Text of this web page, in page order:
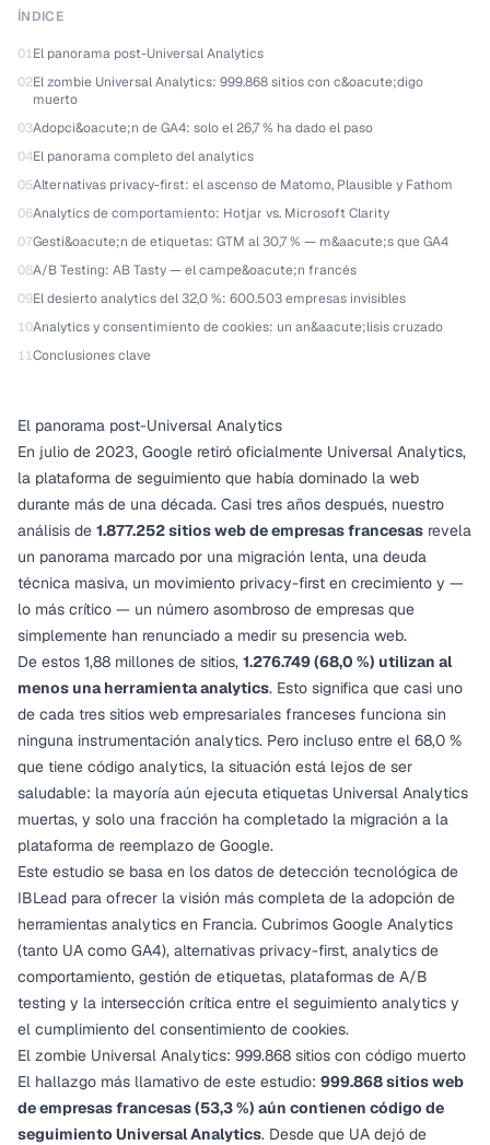
ÍNDICE
01El panorama post-Universal Analytics
02El zombie Universal Analytics: 999.868 sitios con c&oacute;digo
muerto
03Adopci&oacute;n de GA4: solo el 26,7 % ha dado el paso
04El panorama completo del analytics
05Alternativas privacy-first: el ascenso de Matomo, Plausible y Fathom
06Analytics de comportamiento: Hotjar vs. Microsoft Clarity
07Gesti&oacute;n de etiquetas: GTM al 30,7 % — m&aacute;s que GA4
08A/B Testing: AB Tasty — el campe&oacute;n francés
09El desierto analytics del 32,0 %: 600.503 empresas invisibles
10Analytics y consentimiento de cookies: un an&aacute;lisis cruzado
11Conclusiones clave
El panorama post-Universal Analytics
En julio de 2023, Google retiró oficialmente Universal Analytics,
la plataforma de seguimiento que había dominado la web
durante más de una década. Casi tres años después, nuestro
análisis de 1.877.252 sitios web de empresas francesas revela
un panorama marcado por una migración lenta, una deuda
técnica masiva, un movimiento privacy-first en crecimiento y —
lo más crítico — un número asombroso de empresas que
simplemente han renunciado a medir su presencia web.
De estos 1,88 millones de sitios, 1.276.749 (68,0 %) utilizan al
menos una herramienta analytics. Esto significa que casi uno
de cada tres sitios web empresariales franceses funciona sin
ninguna instrumentación analytics. Pero incluso entre el 68,0 %
que tiene código analytics, la situación está lejos de ser
saludable: la mayoría aún ejecuta etiquetas Universal Analytics
muertas, y solo una fracción ha completado la migración a la
plataforma de reemplazo de Google.
Este estudio se basa en los datos de detección tecnológica de
IBLead para ofrecer la visión más completa de la adopción de
herramientas analytics en Francia. Cubrimos Google Analytics
(tanto UA como GA4), alternativas privacy-first, analytics de
comportamiento, gestión de etiquetas, plataformas de A/B
testing y la intersección crítica entre el seguimiento analytics y
el cumplimiento del consentimiento de cookies.
El zombie Universal Analytics: 999.868 sitios con código muerto
El hallazgo más llamativo de este estudio: 999.868 sitios web
de empresas francesas (53,3 %) aún contienen código de
seguimiento Universal Analytics. Desde que UA dejó de